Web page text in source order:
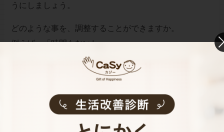
うにしましょう。
どのような事を、調整することができますか。
例えば、「時間もないし……。」
「今日は仕事や子育てで疲れたから……。」
「お出かけの時くらい……。」などの理由で出かける外
また、趣味として、映画やスポーツ観戦を行いたいと思
って加入した『CATV』。